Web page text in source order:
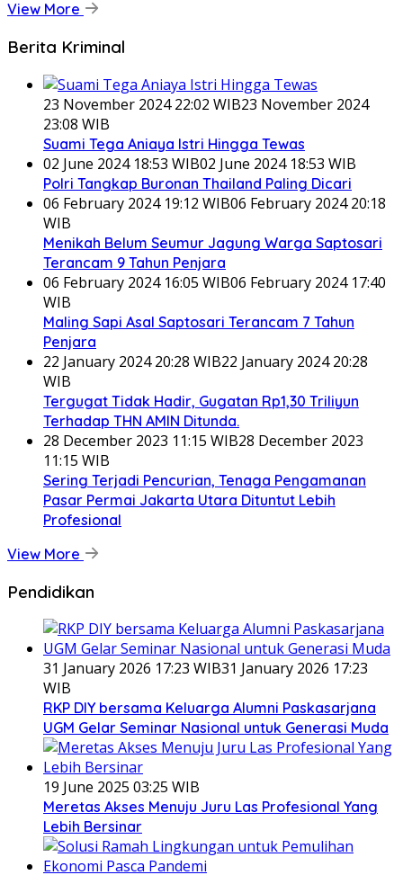
View More
Berita Kriminal
23 November 2024 22:02 WIB23 November 2024
23:08 WIB
Suami Tega Aniaya Istri Hingga Tewas
02 June 2024 18:53 WIB02 June 2024 18:53 WIB
Polri Tangkap Buronan Thailand Paling Dicari
06 February 2024 19:12 WIB06 February 2024 20:18
WIB
Menikah Belum Seumur Jagung Warga Saptosari
Terancam 9 Tahun Penjara
06 February 2024 16:05 WIB06 February 2024 17:40
WIB
Maling Sapi Asal Saptosari Terancam 7 Tahun
Penjara
22 January 2024 20:28 WIB22 January 2024 20:28
WIB
Tergugat Tidak Hadir, Gugatan Rp1,30 Triliyun
Terhadap THN AMIN Ditunda.
28 December 2023 11:15 WIB28 December 2023
11:15 WIB
Sering Terjadi Pencurian, Tenaga Pengamanan
Pasar Permai Jakarta Utara Dituntut Lebih
Profesional
View More
Pendidikan
31 January 2026 17:23 WIB31 January 2026 17:23
WIB
RKP DIY bersama Keluarga Alumni Paskasarjana
UGM Gelar Seminar Nasional untuk Generasi Muda
19 June 2025 03:25 WIB
Meretas Akses Menuju Juru Las Profesional Yang
Lebih Bersinar